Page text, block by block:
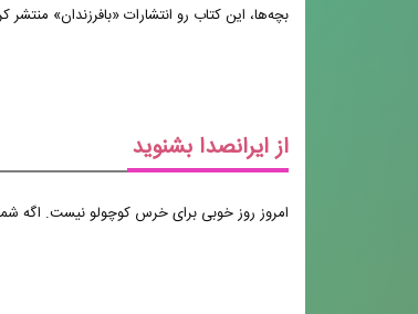
بچه‌ها، این کتاب رو انتشارات «بافرزندان» منتشر
از ایرانصدا بشنوید
امروز روز خوبی برای خرس کوچولو نیست. اگه